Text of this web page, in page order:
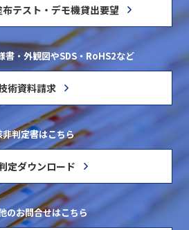
テスト・デモ機貸出要望
書・外観図やSDS・RoHS2など
術資料請求
非判定書はこちら
定ダウンロード
のお問合せはこちら